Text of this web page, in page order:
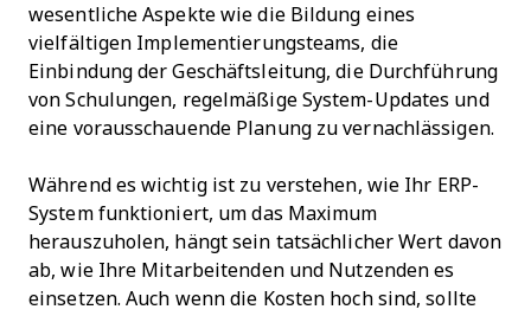
wesentliche Aspekte wie die Bildung eines
vielfältigen Implementierungsteams, die
Einbindung der Geschäftsleitung, die Durchführung
von Schulungen, regelmäßige System-Updates und
eine vorausschauende Planung zu vernachlässigen.
Während es wichtig ist zu verstehen, wie Ihr ERP-
System funktioniert, um das Maximum
herauszuholen, hängt sein tatsächlicher Wert davon
ab, wie Ihre Mitarbeitenden und Nutzenden es
einsetzen. Auch wenn die Kosten hoch sind, sollte